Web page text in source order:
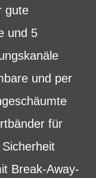
gute
und 5
und per
für
Break-Away-